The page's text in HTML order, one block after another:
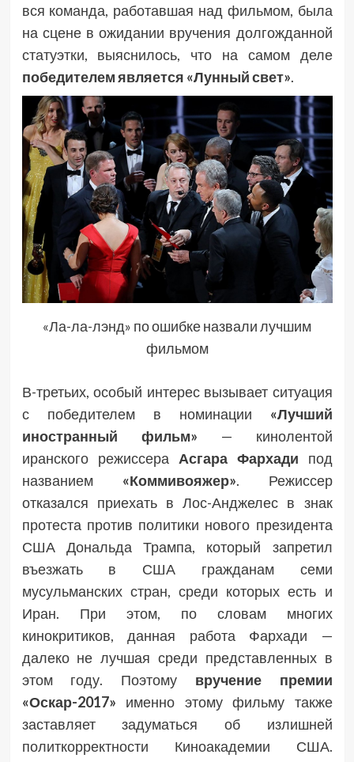
вся команда, работавшая над фильмом, была
на сцене в ожидании вручения долгожданной
статуэтки, выяснилось, что на самом деле
победителем является «Лунный свет».
«Ла-ла-лэнд» по ошибке назвали лучшим
фильмом
В-третьих, особый интерес вызывает ситуация
с победителем в номинации «Лучший
иностранный фильм» — кинолентой
иранского режиссера Асгара Фархади под
названием «Коммивояжер». Режиссер
отказался приехать в Лос-Анджелес в знак
протеста против политики нового президента
США Дональда Трампа, который запретил
въезжать в США гражданам семи
мусульманских стран, среди которых есть и
Иран. При этом, по словам многих
кинокритиков, данная работа Фархади —
далеко не лучшая среди представленных в
этом году. Поэтому вручение премии
«Оскар-2017» именно этому фильму также
заставляет задуматься об излишней
политкорректности Киноакадемии США.